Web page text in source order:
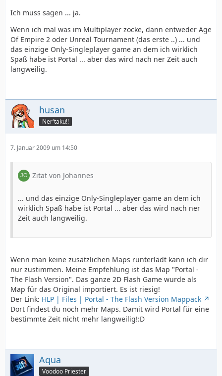
Ich muss sagen ... ja.
Wenn ich mal was im Multiplayer zocke, dann entweder Age
Of Empire 2 oder Unreal Tournament (das erste ..) ... und
das einzige Only-Singleplayer game an dem ich wirklich
Spaß habe ist Portal ... aber das wird nach ner Zeit auch
langweilig.
husan
Ner'taku!!
7. Januar 2009 um 14:50
Zitat von Johannes
... und das einzige Only-Singleplayer game an dem ich
wirklich Spaß habe ist Portal ... aber das wird nach ner
Zeit auch langweilig.
Wenn man keine zusätzlichen Maps runterlädt kann ich dir
nur zustimmen. Meine Empfehlung ist das Map "Portal -
The Flash Version". Das ganze 2D Flash Game wurde als
Map für das Original importiert. Es ist riesig!
Der Link: HLP | Files | Portal - The Flash Version Mappack
Dort findest du noch mehr Maps. Damit wird Portal für eine
bestimmte Zeit nicht mehr langweilig!:D
Aqua
Voodoo Priester